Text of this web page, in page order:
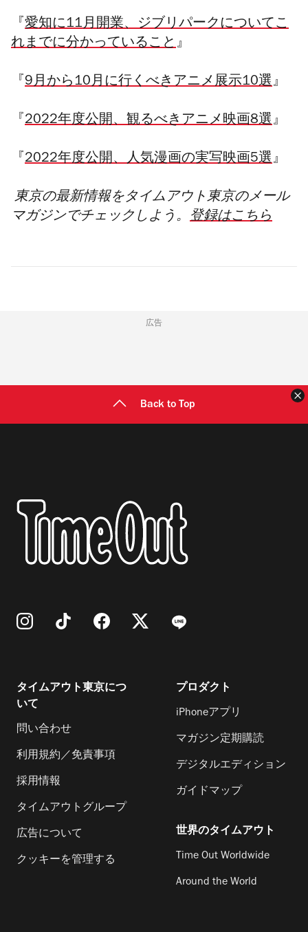
『 愛知に11月開業、ジブリパークについてこ
れまでに分かっていること』
『 9月から10月に行くべきアニメ展示10選』
『 2022年度公開、観るべきアニメ映画8選』
『 2022年度公開、人気漫画の実写映画5選』
東京の最新情報をタイムアウト東京のメール
マガジンでチェックしよう。 登録はこちら
広告
Back to Top
タイムアウト東京につ
いて
問い合わせ
利用規約／免責事項
採用情報
タイムアウトグループ
広告について
クッキーを管理する
プロダクト
iPhoneアプリ
マガジン定期購読
デジタルエディション
ガイドマップ
世界のタイムアウト
Time Out Worldwide
Around the World